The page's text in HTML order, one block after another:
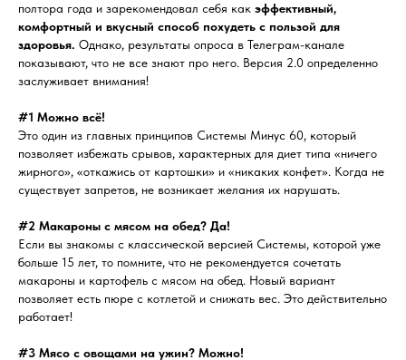
полтора года и зарекомендовал себя как эффективный,
комфортный и вкусный способ похудеть с пользой для
здоровья. Однако, результаты опроса в Телеграм-канале
показывают, что не все знают про него. Версия 2.0 определенно
заслуживает внимания!
#1 Можно всё!
Это один из главных принципов Системы Минус 60, который
позволяет избежать срывов, характерных для диет типа «ничего
жирного», «откажись от картошки» и «никаких конфет». Когда не
существует запретов, не возникает желания их нарушать.
#2 Макароны с мясом на обед? Да!
Если вы знакомы с классической версией Системы, которой уже
больше 15 лет, то помните, что не рекомендуется сочетать
макароны и картофель с мясом на обед. Новый вариант
позволяет есть пюре с котлетой и снижать вес. Это действительно
работает!
#3 Мясо с овощами на ужин? Можно!